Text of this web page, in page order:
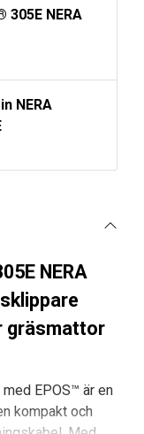
NERA
NERA
NERA
gräsmattor
EPOS™ är en
kompakt och